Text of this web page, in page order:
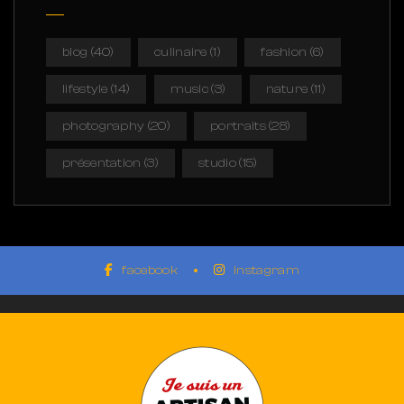
blog (40) culinaire (1) fashion (6)
lifestyle (14) music(3) nature (11)
photography (20) portraits(28)
présentation (3) studio(15)
facebook instagram